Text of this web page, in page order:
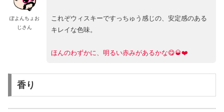
ぽよんちょお
じさん
これぞウィスキーですっちゅう感じの、安定感のある
キレイな色味。
ほんのわずかに、明るい赤みがあるかな😋🥃❤️
香り